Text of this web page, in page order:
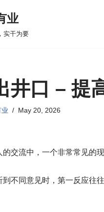
业
实干为要
井口 – 提
May 20, 2026
的交流中，一个非常常见的现
到不同意见时，第一反应往